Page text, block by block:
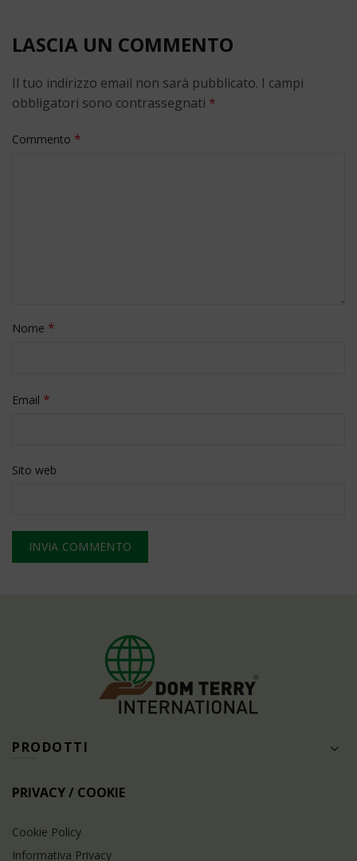
LASCIA UN COMMENTO
Il tuo indirizzo email non sarà pubblicato. I campi
obbligatori sono contrassegnati *
Commento *
Nome *
Email *
Sito web
PRODOTTI
PRIVACY / COOKIE
Cookie Policy
Informativa Privacy